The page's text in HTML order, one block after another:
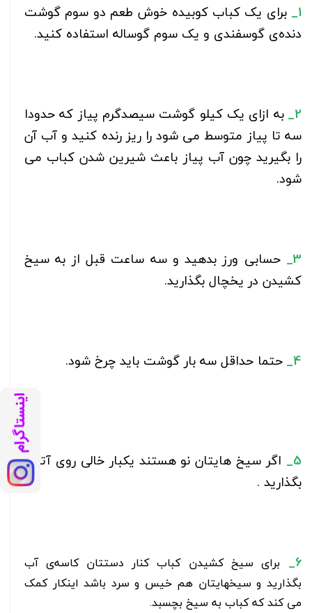
1_ برای یک کباب کوبیده خوش طعم دو سوم گوشت
دنده‌ی گوسفندی و یک سوم گوساله استفاده کنید.
2_ به ازای یک کیلو گوشت سیصدگرم پیاز که حدودا
سه تا پیاز متوسط می شود را ریز رنده کنید و آب آن
را بگیرید چون آب پیاز باعث شیرین شدن کباب می
شود.
3_ حسابی ورز بدهید و سه ساعت قبل از به سیخ
کشیدن در یخچال بگذارید.
4_ حتما حداقل سه بار گوشت باید چرخ شود.
5_
اگر سیخ هایتان نو هستند یکبار خالی روی آتش
بگذارید .
6_
برای سیخ کشیدن کباب کنار دستتان کاسه‌ی آب
بگذارید و سیخهایتان هم خیس و سرد باشد اینکار کمک
می کند که کباب به سیخ بچسبد.